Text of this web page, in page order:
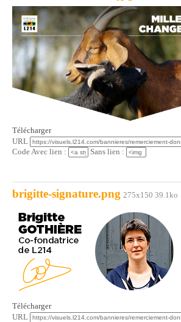
Télécharger
URL
Code Avec lien :
Sans lien :
brigitte-signature.png 275x150 39.1ko
Télécharger
URL